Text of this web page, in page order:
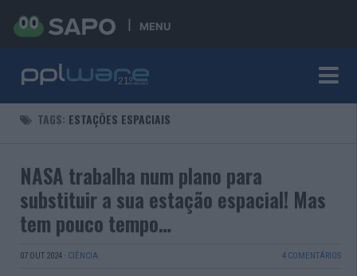
MENU
TAGS: ESTAÇÕES ESPACIAIS
NASA trabalha num plano para
substituir a sua estação espacial! Mas
tem pouco tempo…
07 OUT 2024 · CIÊNCIA 4 COMENTÁRIOS